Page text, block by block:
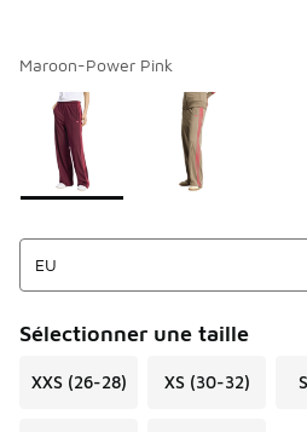
Maroon-Power Pink
Page 1 sur 1 affichant 1 à 2 des
Merci de sélectionner un style
Sélectionner une taille
XXS (26-28) XS (30-32)